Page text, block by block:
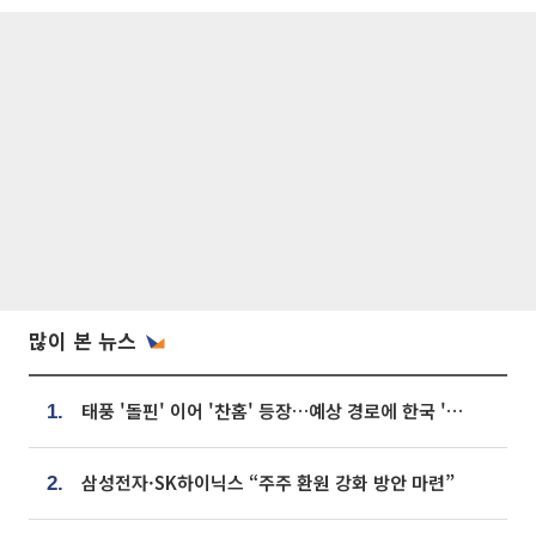
많이 본 뉴스
1. 태풍 '돌핀' 이어 '찬홈' 등장…예상 경로에 한국 '한숨'
2. 삼성전자·SK하이닉스 “주주 환원 강화 방안 마련”